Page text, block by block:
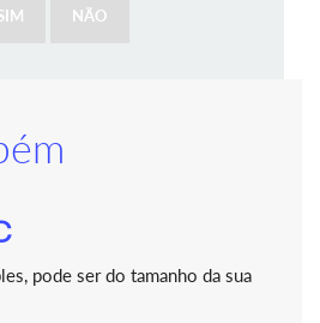
NÃO
pode ser do tamanho da sua